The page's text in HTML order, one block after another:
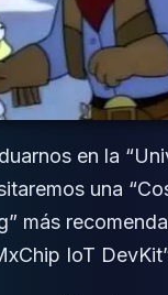
en la
una
más
IoT